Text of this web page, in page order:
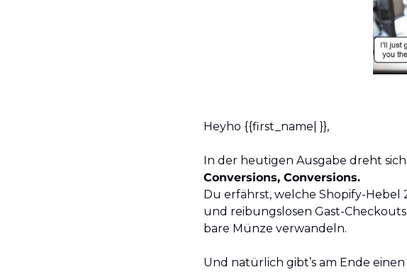
Heyho {{first_name| }},
In der heutigen Ausgabe dreht
Conversions, Conversions.
Du erfährst, welche Shopify-
und reibungslosen Gast-
bare Münze verwandeln.
Und natürlich gibt’s am Ende